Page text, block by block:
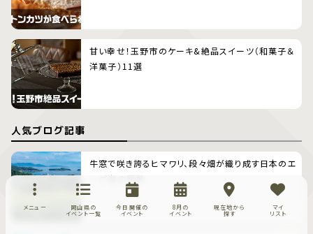
甘い幸せ！玉野市のケーキ&絶品スイーツ（和菓子＆
洋菓子）11選
人気ブログ記事
牛窓で咲き誇るヒマワリ、段々畑が織り成す日本のエ
ーゲ海の風景
メニュー
岡山県の
イベント一覧
今日開催の
イベント
8月の
イベント
現在地から
探す
マイ
リスト